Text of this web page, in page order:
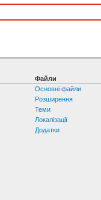
Файли
Основні файли
Розширення
Теми
Локалізації
Додатки